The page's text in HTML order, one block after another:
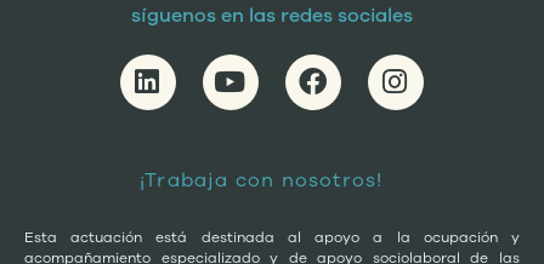
síguenos en las redes sociales
¡Trabaja con nosotros!
Esta actuación está destinada al apoyo a la ocupación y
acompañamiento especializado y de apoyo sociolaboral de las